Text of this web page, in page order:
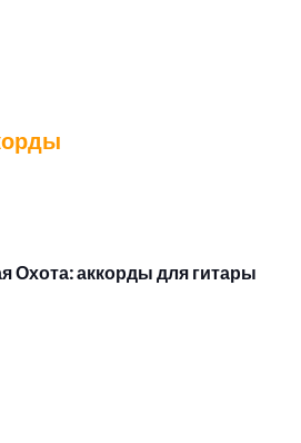
— Gay porn: аккорды для
Охота: аккорды для гитары